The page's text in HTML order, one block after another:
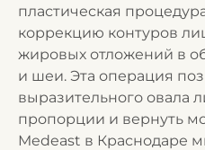
пластическая
коррекцию контуров
жировых отложений в
и шеи. Эта операция
выразительного овала
пропорции и вернуть
Medeast в Краснодаре